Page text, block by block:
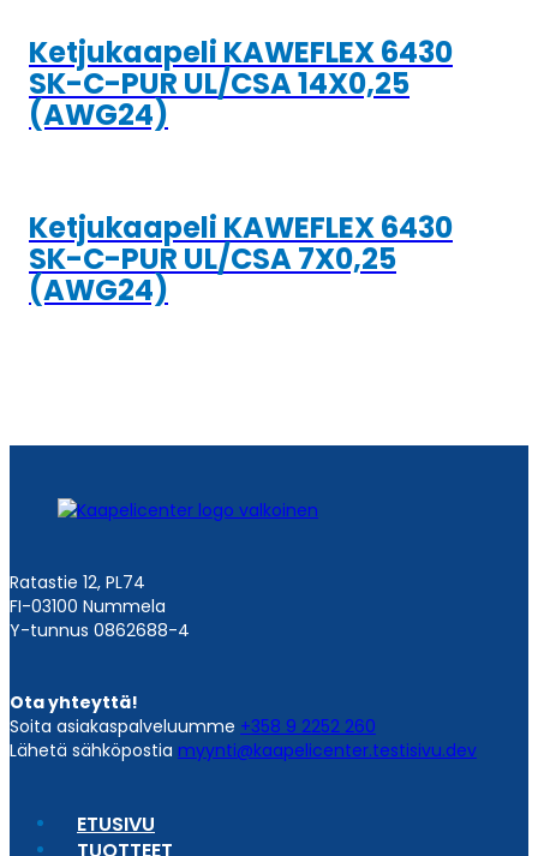
Ketjukaapeli KAWEFLEX 6430
SK-C-PUR UL/CSA 14X0,25
(AWG24)
Ketjukaapeli KAWEFLEX 6430
SK-C-PUR UL/CSA 7X0,25
(AWG24)
Ratastie 12, PL74
FI-03100 Nummela
Y-tunnus 0862688-4
Ota yhteyttä!
Soita asiakaspalveluumme +358 9 2252 260
Lähetä sähköpostia myynti@kaapelicenter.testisivu.dev
ETUSIVU
TUOTTEET